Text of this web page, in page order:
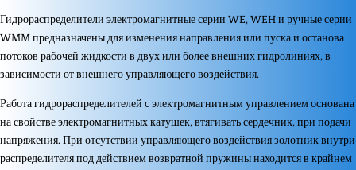
Гидрораспределители электромагнитные серии WE, WEH и ручные серии
WMM предназначены для изменения направления или пуска и останова
потоков рабочей жидкости в двух или более внешних гидролиниях, в
зависимости от внешнего управляющего воздействия.
Работа гидрораспределителей с электромагнитным управлением основана
на свойстве электромагнитных катушек, втягивать сердечник, при подачи
напряжения. При отсутствии управляющего воздействия золотник внутри
распределителя под действием возвратной пружины находится в крайнем